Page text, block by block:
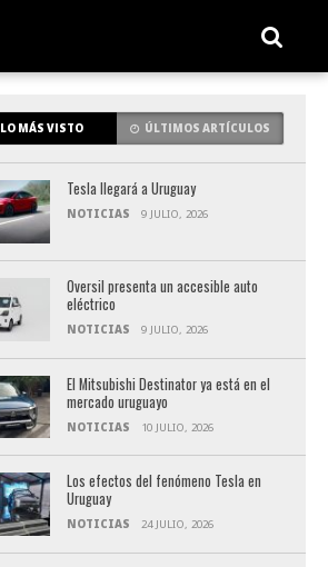
LO MÁS VISTO ÚLTIMOS ARTÍCULOS
Tesla llegará a Uruguay
NOTICIAS 9 JULIO, 2026
Oversil presenta un accesible auto
eléctrico
NOTICIAS 9 JULIO, 2026
El Mitsubishi Destinator ya está en el
mercado uruguayo
NOTICIAS 10 JULIO, 2026
Los efectos del fenómeno Tesla en
Uruguay
NOTICIAS 24 JULIO, 2026